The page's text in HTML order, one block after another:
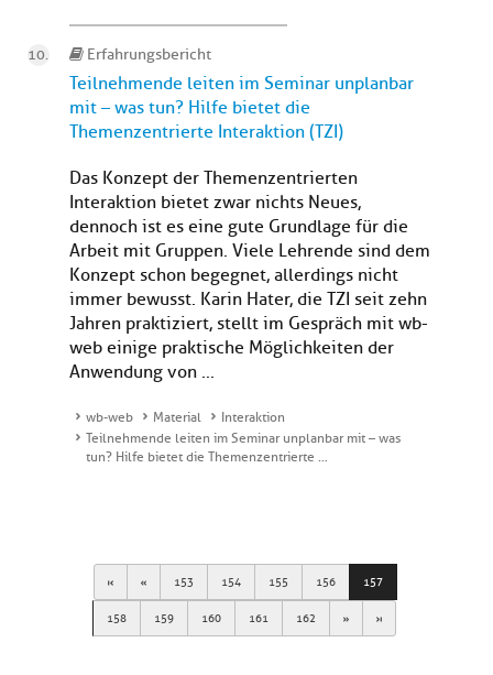
Erfahrungsbericht
Teilnehmende leiten im Seminar unplanbar
mit – was tun? Hilfe bietet die
Themenzentrierte Interaktion (TZI)
Das Konzept der Themenzentrierten
Interaktion bietet zwar nichts Neues,
dennoch ist es eine gute Grundlage für die
Arbeit mit Gruppen. Viele Lehrende sind dem
Konzept schon begegnet, allerdings nicht
immer bewusst. Karin Hater, die TZI seit zehn
Jahren praktiziert, stellt im Gespräch mit wb-
web einige praktische Möglichkeiten der
Anwendung von ...
wb-web Material
Interaktion
Teilnehmende leiten im Seminar unplanbar mit – was
tun? Hilfe bietet die Themenzentrierte …
First Previous
153 154 155 156 157
158 159 160 161 162 Next Last